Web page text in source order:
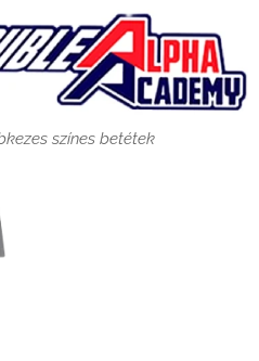
színes betétek
színes betétek